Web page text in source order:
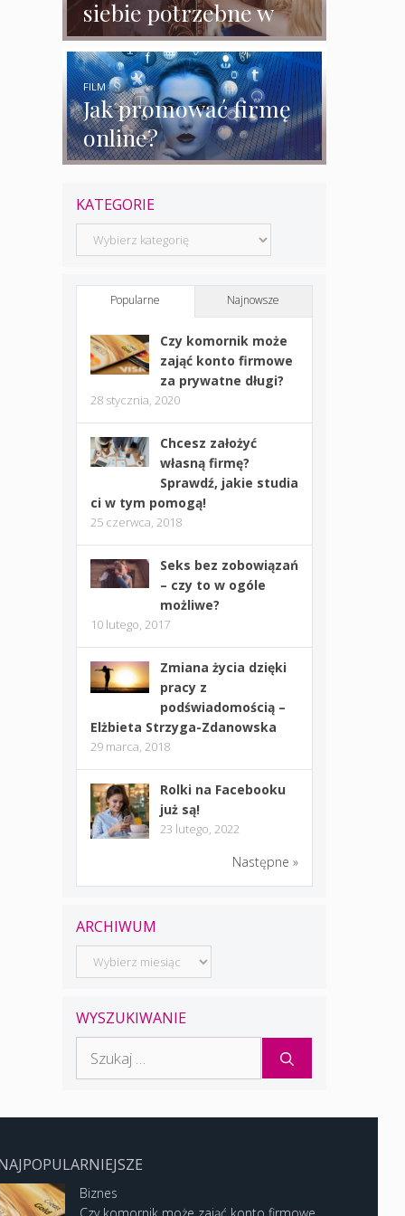
siebie potrzebne w
biznesie?
Jak promować firmę
online?
FILM
KATEGORIE
Kategorie
Popularne Najnowsze
Czy komornik może
zająć konto firmowe
za prywatne długi?
28 stycznia, 2020
Chcesz założyć
własną firmę?
Sprawdź, jakie studia
ci w tym pomogą!
25 czerwca, 2018
Seks bez zobowiązań
– czy to w ogóle
możliwe?
10 lutego, 2017
Zmiana życia dzięki
pracy z
podświadomością –
Elżbieta Strzyga-Zdanowska
29 marca, 2018
Rolki na Facebooku
już są!
23 lutego, 2022
Następne »
ARCHIWUM
Archiwum
WYSZUKIWANIE
Biznes